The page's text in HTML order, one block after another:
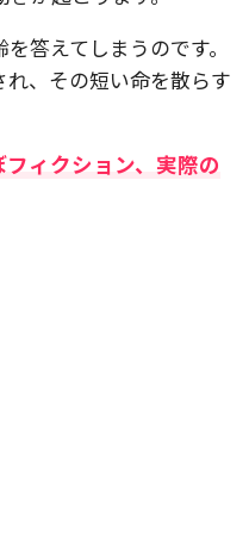
答えてしまうのです。
、その短い命を散らす
ィクション、実際の